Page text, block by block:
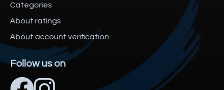
Categories
About ratings
About account verification
Follow us on